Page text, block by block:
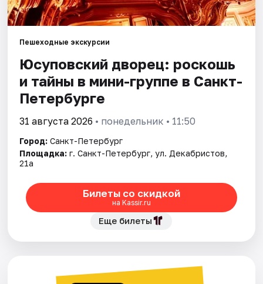
Пешеходные экскурсии
Юсуповский дворец: роскошь
и тайны в мини-группе в Санкт-
Петербурге
31 августа 2026 • понедельник • 11:50
Город: Санкт-Петербург
Площадка: г. Санкт-Петербург, ул. Декабристов,
21а
Билеты со скидкой
на Kassir.ru
Еще билеты